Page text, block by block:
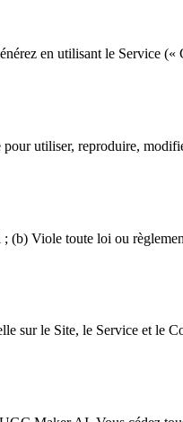
en utilisant le Service («
utiliser, reproduire,
; (b) Viole toute loi ou
sur le Site, le Service et le